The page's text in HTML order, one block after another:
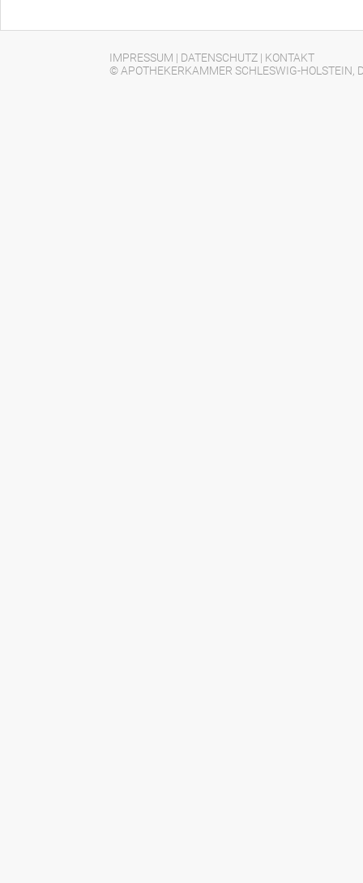
IMPRESSUM | DATENSCHUTZ | KONTAKT
© APOTHEKERKAMMER SCHLESWIG-HOLSTEIN,